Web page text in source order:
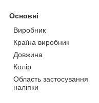
Основні
Виробник
Країна виробник
Довжина
Колір
Область застосування
наліпки